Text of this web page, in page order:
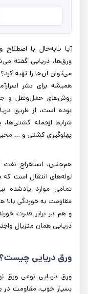
آیا تابه‌حال با
ورق‌ها، دریایی گفته
می‌توان آن‌ها را تهیه
همیشه برای بشر
روش‌های حمل‌ونقل و
بوده است، از طریق
شرایط ازجمله
پهلوگیری کشتی و ...
هم‌چنین، استخراج نفت
لوله‌های انتقال است که
تمامی موارد یادشده
مقاومت به خوردگی بالا
و هم در برابر قدرت
دریایی همان متریال
ورق دریایی چیست؟
ورق دریایی نوعی ورق
بسیار خوب، مقاومت در